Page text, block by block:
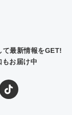
最新情報をGET!
お届け中